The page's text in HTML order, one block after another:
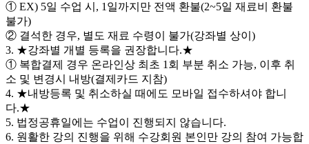
① EX) 5일 수업 시, 1일까지만 전액 환불(2~5일 재료비 환불
불가)
② 결석한 경우, 별도 재료 수령이 불가(강좌별 상이)
3. ★강좌별 개별 등록을 권장합니다.★
① 복합결제 경우 온라인상 최초 1회 부분 취소 가능, 이후 취
소 및 변경시 내방(결제카드 지참)
4. ★내방등록 및 취소하실 때에도 모바일 접수하셔야 합니
다.★
5. 법정공휴일에는 수업이 진행되지 않습니다.
6. 원활한 강의 진행을 위해 수강회원 본인만 강의 참여 가능합